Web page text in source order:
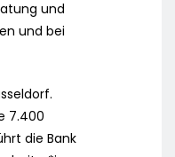
und
und bei
7.400
die Bank